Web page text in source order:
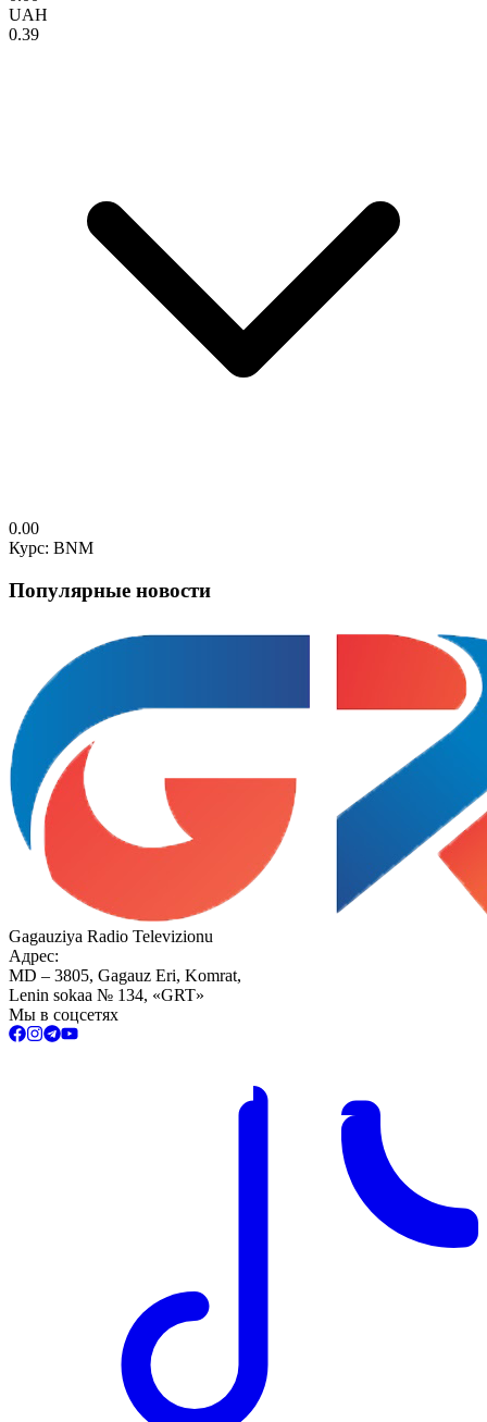
UAH
0.39
0.00
Курс: BNM
Популярные новости
Gagauziya Radio Televizionu
Адрес:
MD – 3805, Gagauz Eri, Komrat,
Lenin sokaa № 134, «GRT»
Мы в соцсетях